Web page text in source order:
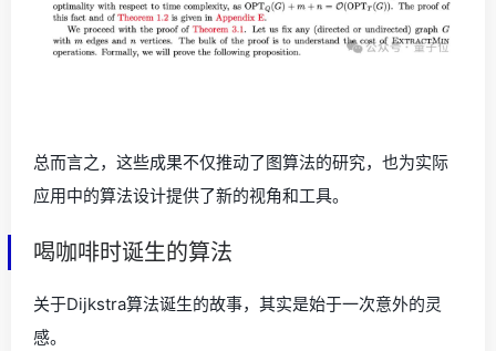
总而言之，这些成果不仅推动了图算法的研究，也为实际
应用中的算法设计提供了新的视角和工具。
喝咖啡时诞生的算法
关于Dijkstra算法诞生的故事，其实是始于一次意外的灵
感。